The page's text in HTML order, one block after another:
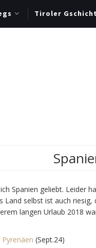
Tiroler
Spanien geliebt. Leider
Land selbst ist auch
langen Urlaub 2018
(Sept.24)